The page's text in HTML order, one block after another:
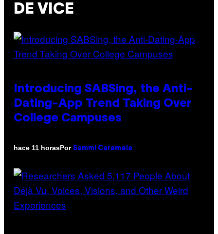
DE VICE
Introducing SABSing, the Anti-
Dating-App Trend Taking Over
College Campuses
hace 11 horasPor Sammi Caramela